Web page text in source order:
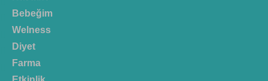
Bebeğim
Welness
Diyet
Farma